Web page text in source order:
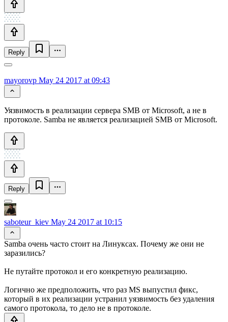
Reply
mayorovp May 24 2017 at 09:43
Уязвимость в реализации сервера SMB от Microsoft, а не в
протоколе. Samba не является реализацией SMB от Microsoft.
Reply
saboteur_kiev May 24 2017 at 10:15
Samba очень часто стоит на Линуксах. Почему же они не
заразились?
Не путайте протокол и его конкретную реализацию.
Логично же предположить, что раз MS выпустил фикс,
который в их реализации устранил уязвимость без удаления
самого протокола, то дело не в протоколе.